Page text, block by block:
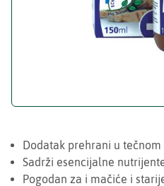
Dodatak prehrani u tečnom
Sadrži esencijalne
Pogodan za i mačiće i